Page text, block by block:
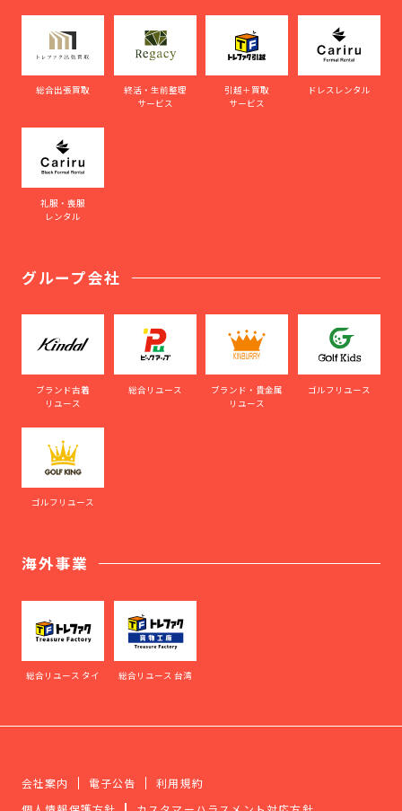
総合出張買取
終活・生前整理
サービス
引越＋買取
サービス
ドレスレンタル
礼服・喪服
レンタル
グループ会社
ブランド古着
リユース
総合リユース
ブランド・貴金属
リユース
ゴルフリユース
ゴルフリユース
海外事業
総合リユース タイ 総合リユース 台湾
会社案内 電子公告
利用規約